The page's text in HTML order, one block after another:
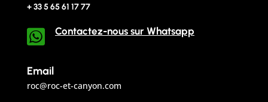
+ 33 5 65 61 17 77
 Contactez-nous sur Whatsapp
Email
roc@roc-et-canyon.com